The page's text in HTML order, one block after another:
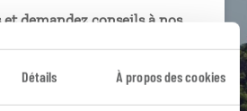
Détails À propos des cookies
demandez conseils à nos
votre itinéraire au plus
et de la réalité du pays.